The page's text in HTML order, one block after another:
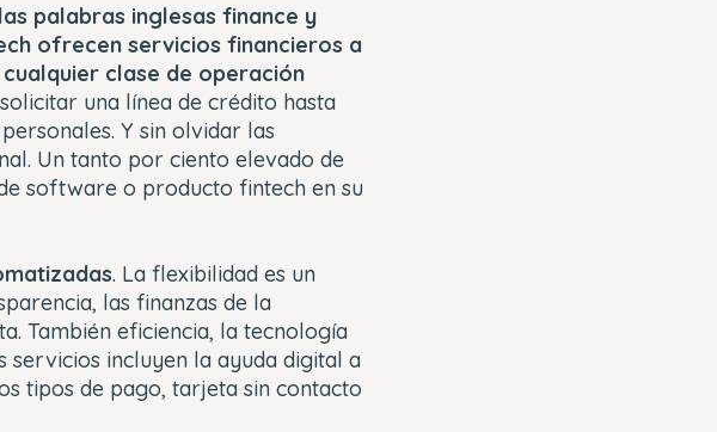
palabras inglesas finance y
ofrecen servicios financieros a
clase de operación
una línea de crédito hasta
Y sin olvidar las
Un tanto por ciento elevado de
software o producto fintech en su
. La flexibilidad es un
las finanzas de la
También eficiencia, la tecnología
servicios incluyen la ayuda digital a
tipos de pago, tarjeta sin contacto